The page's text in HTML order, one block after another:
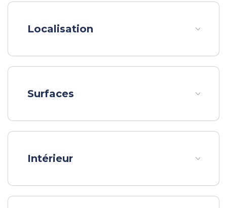
Classe énergie D, Classe climat B Montant estimé des
entre 820.00 € et 1120.00 € sur les années 2021, 2022
Loyer €820/mois
locataire: €501 TTC dont honoraires d'état des lieux: €137 TTC|
Dépôt de garantie: €670
Localisation
Surfaces
Intérieur